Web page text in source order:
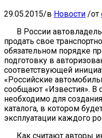
29.05.2015/в Новости /от
В России
продать свое
обязательном порядке
подготовку в
соответствующей
«Российские
сообщают «Известия». В
необходимо для
каталога, в котором
эксплуатации каждого
Как считают авторы